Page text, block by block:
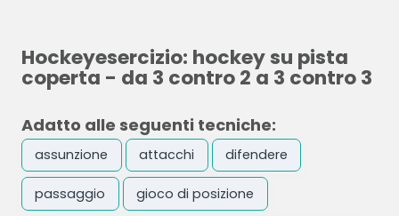
Hockeyesercizio: hockey su pista
coperta - da 3 contro 2 a 3 contro 3
Adatto alle seguenti tecniche:
assunzione attacchi difendere
passaggio gioco di posizione